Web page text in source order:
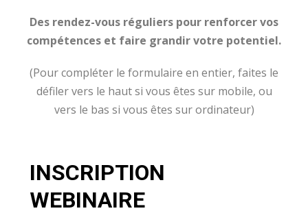
Des rendez-vous réguliers pour renforcer vos
compétences et faire grandir votre potentiel.
(Pour compléter le formulaire en entier, faites le
défiler vers le haut si vous êtes sur mobile, ou
vers le bas si vous êtes sur ordinateur)